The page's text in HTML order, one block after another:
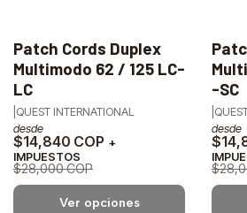
-47%
OFF
Patch Cords Duplex
Multimodo 62 / 125 LC-
LC
QUEST INTERNATIONAL
desde
$14,840 COP +
IMPUESTOS
$28,000 COP
Ver opciones
-
OFF
-SC
desde